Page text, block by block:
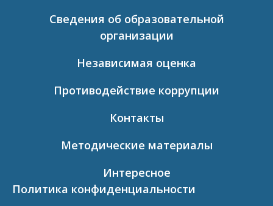
Сведения об образовательной
организации
Независимая оценка
Противодействие коррупции
Контакты
Методические материалы
Интересное
Политика конфиденциальности